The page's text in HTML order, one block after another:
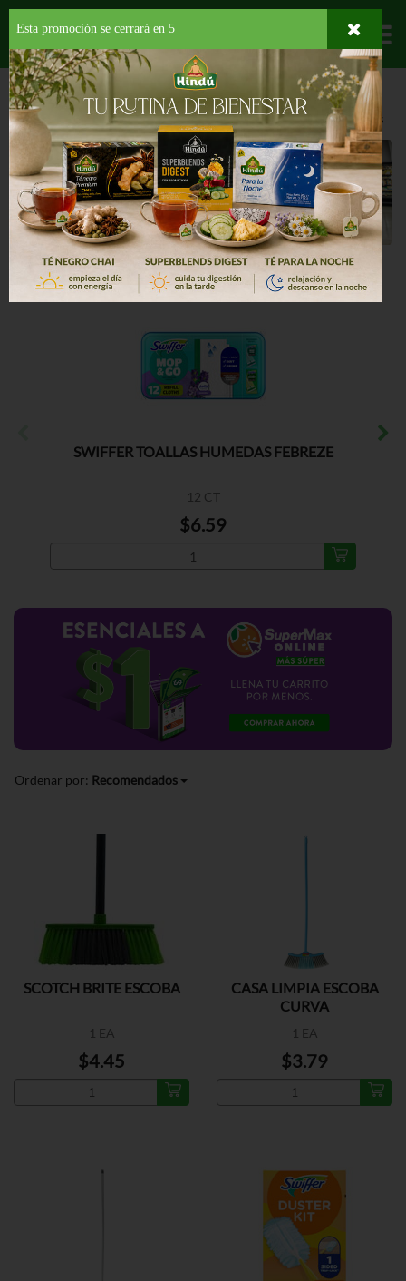
Departamentos
HOME HOGAR, SALUD Y BELLEZA PRODUCTOS PARA LIMPIEZA ESCOBAS
Escobas
Back
SWIFFER TOALLAS HUMEDAS FEBREZE
12 CT
$6.59
Ordenar por: Recomendados
SCOTCH BRITE ESCOBA
1 EA
$4.45
CASA LIMPIA ESCOBA
CURVA
1 EA
$3.79
Esta promoción se cerrará en 4